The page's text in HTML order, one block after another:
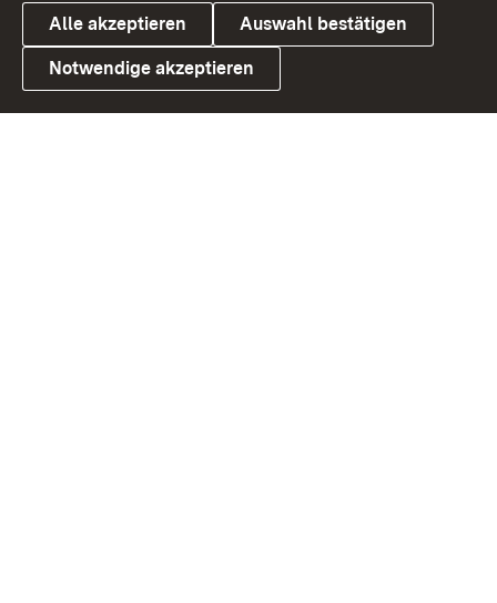
Link zum Landesportal
Alle akzeptieren Auswahl bestätigen
Notwendige akzeptieren